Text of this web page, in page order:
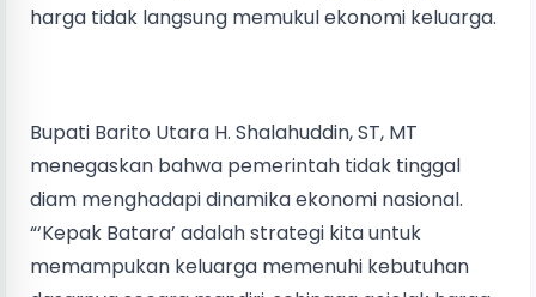
harga tidak langsung memukul ekonomi keluarga.
Bupati Barito Utara H. Shalahuddin, ST, MT
menegaskan bahwa pemerintah tidak tinggal
diam menghadapi dinamika ekonomi nasional.
“‘Kepak Batara’ adalah strategi kita untuk
memampukan keluarga memenuhi kebutuhan